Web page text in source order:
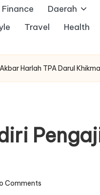
Finance Daerah
Travel Health
Harlah TPA Darul
Comments